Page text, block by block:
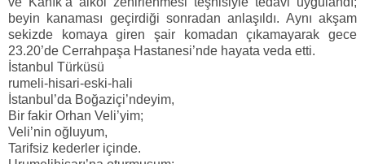
beyin kanaması geçirdiği sonradan anlaşıldı. Aynı akşam
sekizde komaya giren şair komadan çıkamayarak gece
23.20’de Cerrahpaşa Hastanesi’nde hayata veda etti.
İstanbul Türküsü
rumeli-hisari-eski-hali
İstanbul’da Boğaziçi’ndeyim,
Bir fakir Orhan Veli’yim;
Veli’nin oğluyum,
Tarifsiz kederler içinde.